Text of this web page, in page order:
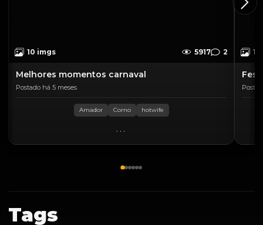
10 imgs 5917 2
Melhores momentos carnaval
Postado há 5 meses
Amador Corno hotwife
...
Tags